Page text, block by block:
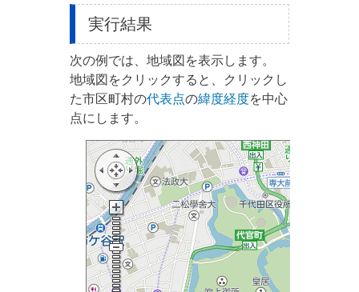
実行結果
次の例では、地域図を表示します。
地域図をクリックすると、クリックし
た市区町村の代表点の緯度経度を中心
点にします。